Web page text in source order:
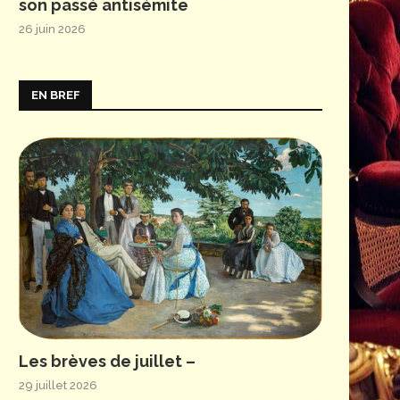
© S. Brion
son passé antisémite
26 juin 2026
EN BREF
Les brèves de juillet –
29 juillet 2026